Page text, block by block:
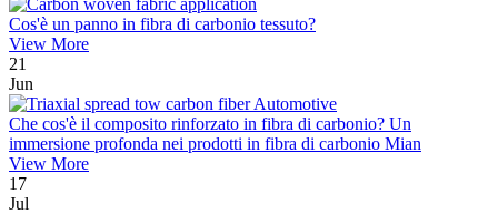
Cos'è un panno in fibra di carbonio tessuto?
View More
21
Jun
Che cos'è il composito rinforzato in fibra di carbonio? Un
immersione profonda nei prodotti in fibra di carbonio Mian
View More
17
Jul